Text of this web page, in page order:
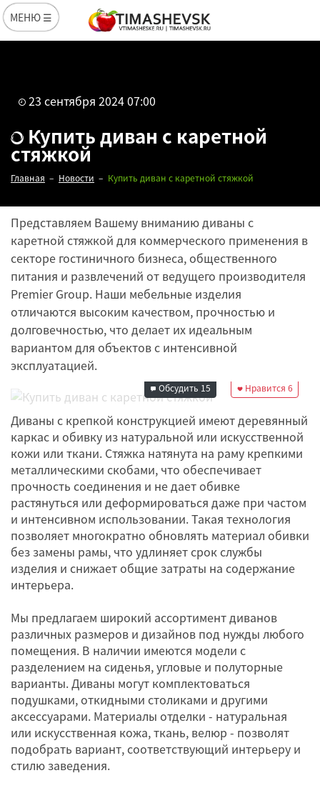
МЕНЮ ☰
23 сентября 2024 07:00
Купить диван с каретной
стяжкой
Главная Новости Купить диван с каретной стяжкой
Представляем Вашему вниманию диваны с
каретной стяжкой для коммерческого применения в
секторе гостиничного бизнеса, общественного
питания и развлечений от ведущего производителя
Premier Group. Наши мебельные изделия
отличаются высоким качеством, прочностью и
долговечностью, что делает их идеальным
вариантом для объектов с интенсивной
эксплуатацией.
Редакция
23 сентября 2024
07:00
Нравится 6
Обсудить 15
Диваны с крепкой конструкцией имеют деревянный
каркас и обивку из натуральной или искусственной
кожи или ткани. Стяжка натянута на раму крепкими
металлическими скобами, что обеспечивает
прочность соединения и не дает обивке
растянуться или деформироваться даже при частом
и интенсивном использовании. Такая технология
позволяет многократно обновлять материал обивки
без замены рамы, что удлиняет срок службы
изделия и снижает общие затраты на содержание
интерьера.
Мы предлагаем широкий ассортимент диванов
различных размеров и дизайнов под нужды любого
помещения. В наличии имеются модели с
разделением на сиденья, угловые и полуторные
варианты. Диваны могут комплектоваться
подушками, откидными столиками и другими
аксессуарами. Материалы отделки - натуральная
или искусственная кожа, ткань, велюр - позволят
подобрать вариант, соответствующий интерьеру и
стилю заведения.